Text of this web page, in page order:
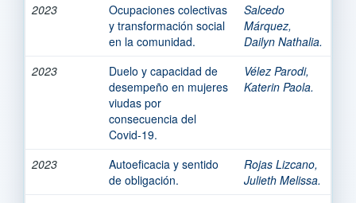
2023
Ocupaciones colectivas
y transformación social
en la comunidad.
Salcedo
Márquez,
Dailyn Nathalia.
2023
Duelo y capacidad de
desempeño en mujeres
viudas por
consecuencia del
Covid-19.
Vélez Parodi,
Katerin Paola.
2023
Autoeficacia y sentido
de obligación.
Rojas Lizcano,
Julieth Melissa.